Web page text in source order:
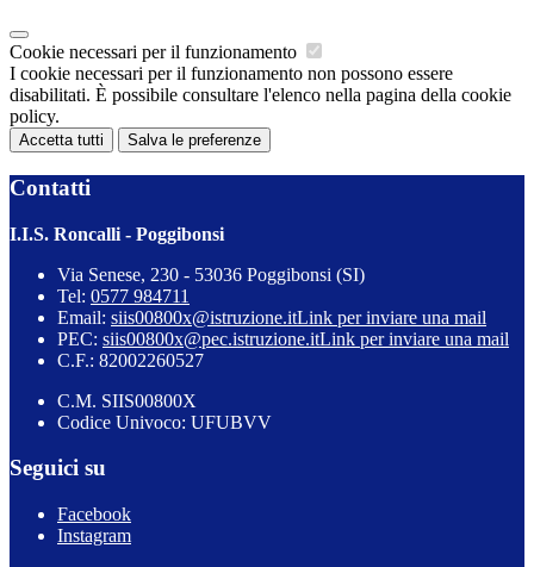
Cookie necessari per il funzionamento
I cookie necessari per il funzionamento non possono essere
disabilitati. È possibile consultare l'elenco nella pagina della cookie
policy.
Accetta tutti Salva le preferenze
Contatti
I.I.S. Roncalli - Poggibonsi
Via Senese, 230 - 53036 Poggibonsi (SI)
Tel: 0577 984711
Email: siis00800x@istruzione.itLink per inviare una mail
PEC: siis00800x@pec.istruzione.itLink per inviare una mail
C.F.: 82002260527
C.M. SIIS00800X
Codice Univoco: UFUBVV
Seguici su
Facebook
Instagram